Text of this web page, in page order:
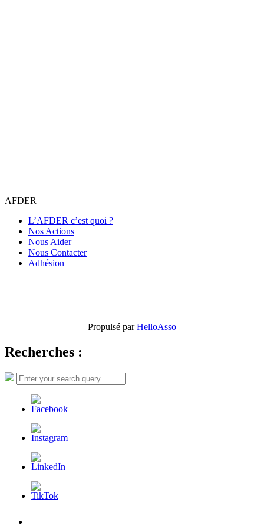
AFDER
L’AFDER c’est quoi ?
Nos Actions
Nous Aider
Nous Contacter
Adhésion
Propulsé parHelloAsso
Recherches :
Search
for:
Search